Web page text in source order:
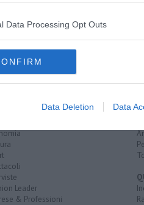
Data Processing Opt Outs
Data Deletion Data
Leader
& Professioni